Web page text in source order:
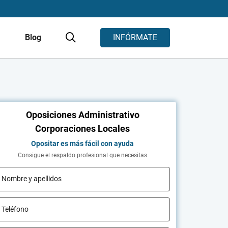
Blog INFÓRMATE
Oposiciones Administrativo
Corporaciones Locales
Opositar es más fácil con ayuda
Consigue el respaldo profesional que necesitas
Nombre y apellidos
Teléfono